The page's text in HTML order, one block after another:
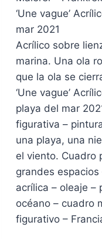
‘Une vague’
mar 2021
Acrílico sobre
marina. Una ola
que la ola se
‘Une vague’
playa del mar
figurativa –
una playa, una
el viento. Cuadro
grandes
acrílica – oleaje –
océano – cuadro
figurativo –